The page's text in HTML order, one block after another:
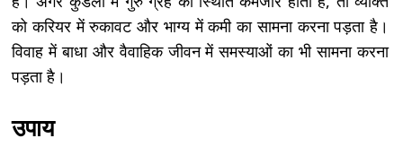
को करियर में रुकावट और भाग्य में कमी का सामना करना पड़ता है।
विवाह में बाधा और वैवाहिक जीवन में समस्याओं का भी सामना करना
पड़ता है।
उपाय